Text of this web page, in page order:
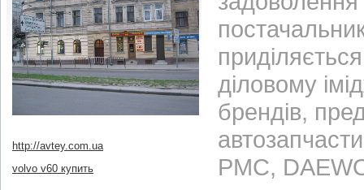
http://avtey.com.ua
volvo v60 купить
діловому
брендів,
PMC,